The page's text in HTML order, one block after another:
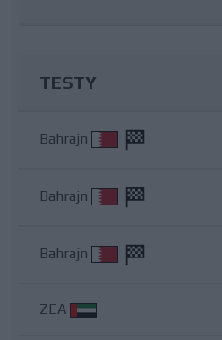
TESTY
Bahrajn
Bahrajn
Bahrajn
ZEA